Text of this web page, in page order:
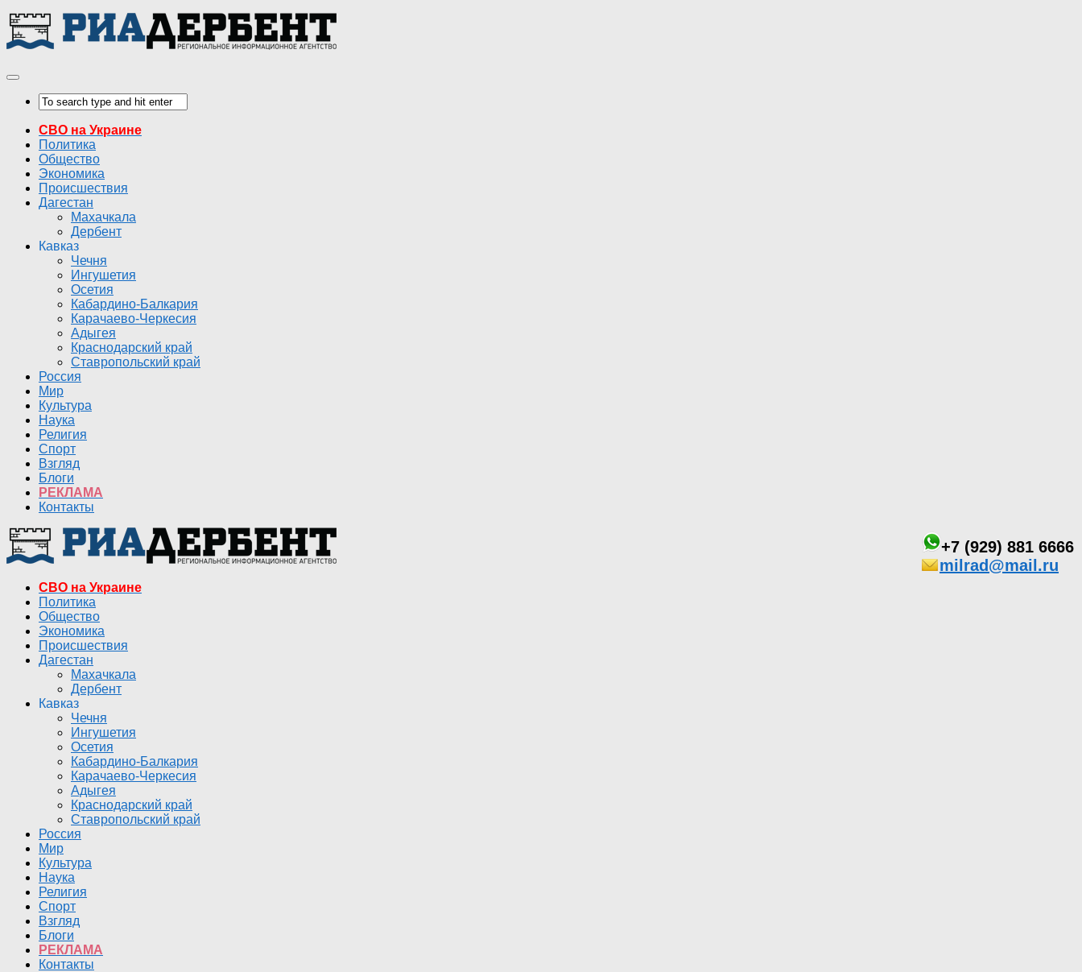
СВО на Украине
Политика
Общество
Экономика
Происшествия
Дагестан
Махачкала
Дербент
Кавказ
Чечня
Ингушетия
Осетия
Кабардино-Балкария
Карачаево-Черкесия
Адыгея
Краснодарский край
Ставропольский край
Россия
Мир
Культура
Наука
Религия
Спорт
Взгляд
Блоги
РЕКЛАМА
Контакты
+7 (929) 881 6666
milrad@mail.ru
СВО на Украине
Политика
Общество
Экономика
Происшествия
Дагестан
Махачкала
Дербент
Кавказ
Чечня
Ингушетия
Осетия
Кабардино-Балкария
Карачаево-Черкесия
Адыгея
Краснодарский край
Ставропольский край
Россия
Мир
Культура
Наука
Религия
Спорт
Взгляд
Блоги
РЕКЛАМА
Контакты